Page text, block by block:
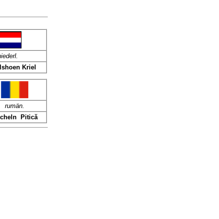
Kriel
rumän.
Pitică